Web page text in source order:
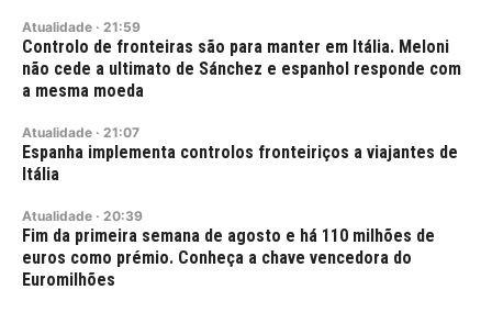
Atualidade · 21:59
Controlo de fronteiras são para manter em Itália. Meloni
não cede a ultimato de Sánchez e espanhol responde com
a mesma moeda
Atualidade · 21:07
Espanha implementa controlos fronteiriços a viajantes de
Itália
Atualidade · 20:39
Fim da primeira semana de agosto e há 110 milhões de
euros como prémio. Conheça a chave vencedora do
Euromilhões